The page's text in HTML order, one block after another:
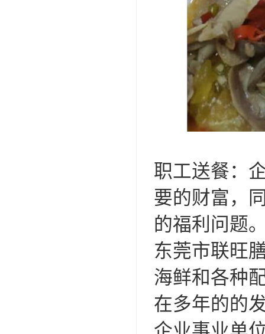
职工送餐：
要的财富，
的福利问题
东莞市联旺
海鲜和各种
在多年的的